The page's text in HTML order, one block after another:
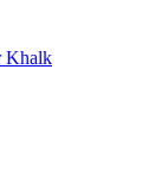
Khalk